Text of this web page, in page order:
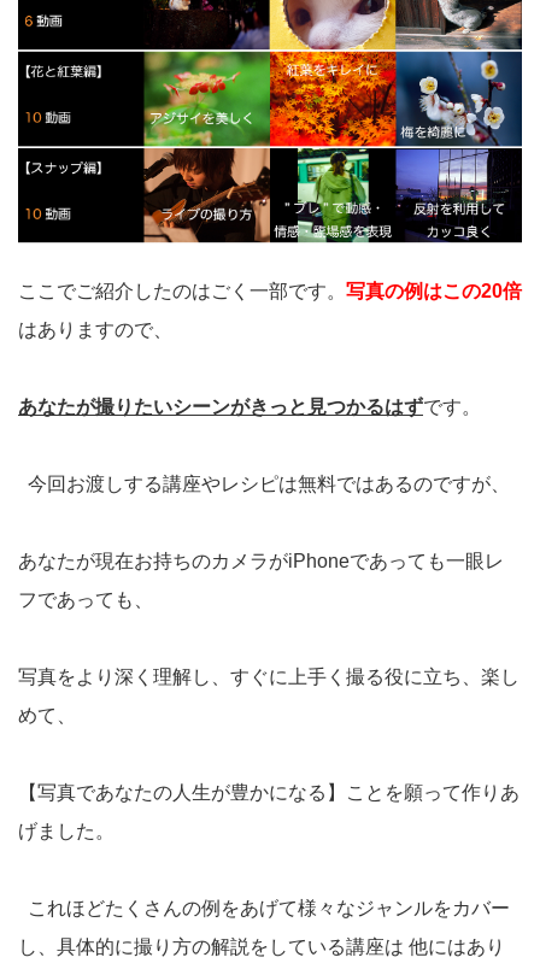
ここでご紹介したのはごく一部です。 写真の例はこの20倍
はありますので、
あなたが撮りたいシーンがきっと見つかるはずです。
今回お渡しする講座やレシピは無料ではあるのですが、
あなたが現在お持ちのカメラがiPhoneであっても一眼レ
フであっても、
写真をより深く理解し、すぐに上手く撮る役に立ち、楽し
めて、
【写真であなたの人生が豊かになる】ことを願って作りあ
げました。
これほどたくさんの例をあげて様々なジャンルをカバー
し、具体的に撮り方の解説をしている講座は 他にはあり